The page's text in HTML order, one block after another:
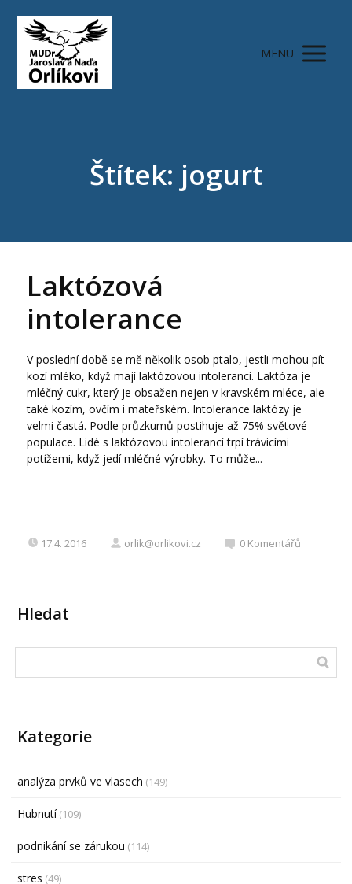
MENU
Štítek: jogurt
Laktózová
intolerance
V poslední době se mě několik osob ptalo, jestli mohou pít
kozí mléko, když mají laktózovou intoleranci. Laktóza je
mléčný cukr, který je obsažen nejen v kravském mléce, ale
také kozím, ovčím i mateřském. Intolerance laktózy je
velmi častá. Podle průzkumů postihuje až 75% světové
populace. Lidé s laktózovou intolerancí trpí trávicími
potížemi, když jedí mléčné výrobky. To může...
17.4. 2016 orlik@orlikovi.cz 0 Komentářů
Hledat
Kategorie
analýza prvků ve vlasech (149)
Hubnutí(109)
podnikání se zárukou (114)
stres (49)